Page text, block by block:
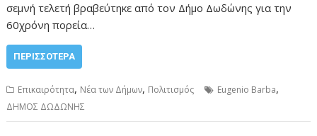
σεμνή τελετή βραβεύτηκε από τον Δήμο Δωδώνης για την
60χρόνη πορεία…
ΠΕΡΙΣΣΌΤΕΡΑ
Επικαιρότητα, Νέα των Δήμων, Πολιτισμός Eugenio Barba,
ΔΗΜΟΣ ΔΩΔΩΝΗΣ